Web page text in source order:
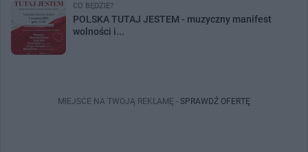
CO BĘDZIE?
POLSKA TUTAJ JESTEM - muzyczny manifest
wolności i...
MIEJSCE NA TWOJĄ REKLAMĘ - SPRAWDŹ OFERTĘ